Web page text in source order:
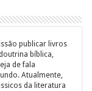
publicar livros
bíblica,
de fala
Atualmente,
da literatura